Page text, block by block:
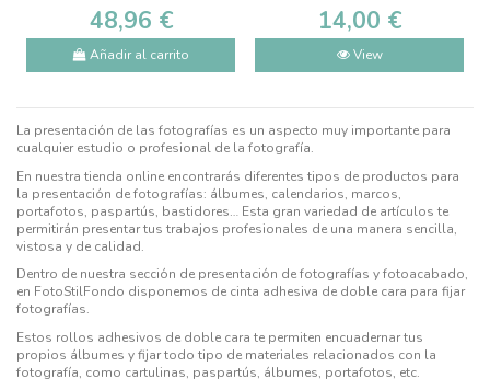
48,96 €
Añadir al carrito
14,00 €
View
La presentación de las fotografías es un aspecto muy importante para
cualquier estudio o profesional de la fotografía.
En nuestra tienda online encontrarás diferentes tipos de productos para
la presentación de fotografías: álbumes, calendarios, marcos,
portafotos, paspartús, bastidores… Esta gran variedad de artículos te
permitirán presentar tus trabajos profesionales de una manera sencilla,
vistosa y de calidad.
Dentro de nuestra sección de presentación de fotografías y fotoacabado,
en FotoStilFondo disponemos de cinta adhesiva de doble cara para fijar
fotografías.
Estos rollos adhesivos de doble cara te permiten encuadernar tus
propios álbumes y fijar todo tipo de materiales relacionados con la
fotografía, como cartulinas, paspartús, álbumes, portafotos, etc.